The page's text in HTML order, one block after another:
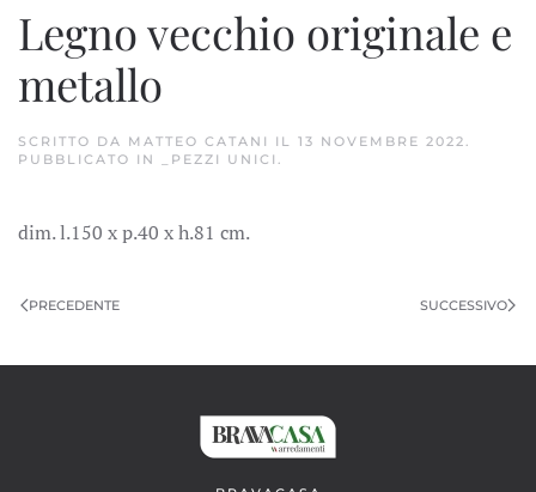
Legno vecchio originale e
metallo
SCRITTO DA MATTEO CATANI IL 13 NOVEMBRE 2022
PUBBLICATO IN
_PEZZI UNICI
dim. l.150 x p.40 x h.81 cm.
PRECEDENTE SUCCESSIVO